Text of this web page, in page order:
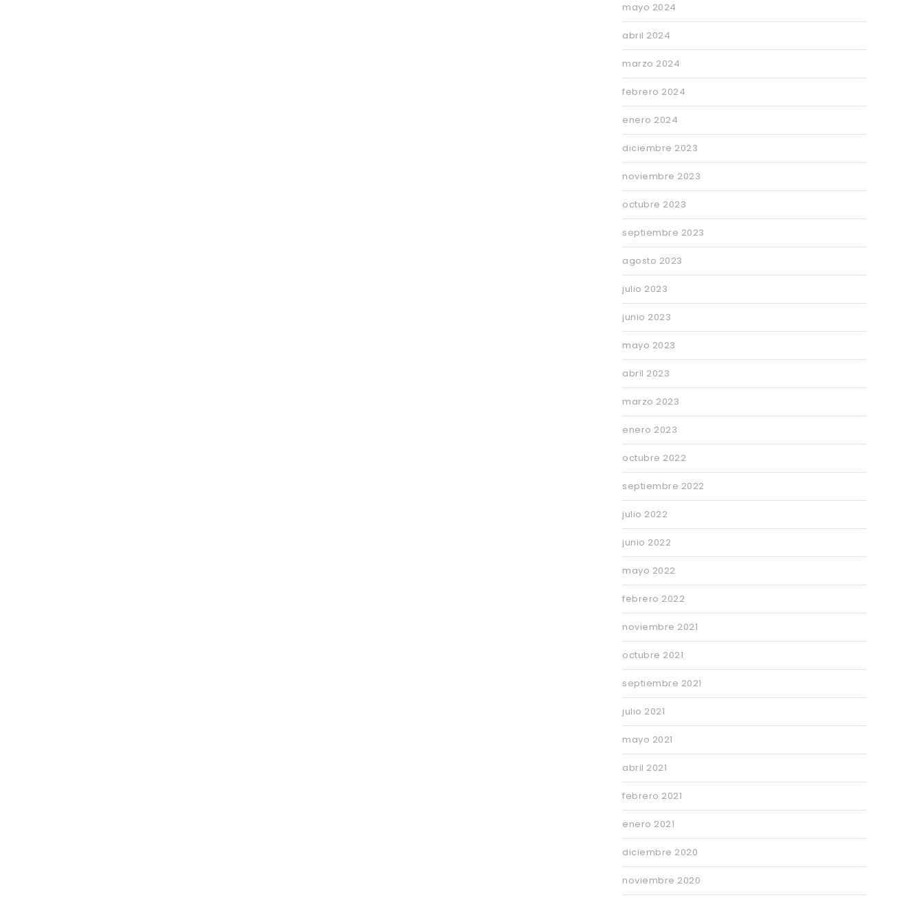
mayo 2024
abril 2024
marzo 2024
febrero 2024
enero 2024
diciembre 2023
noviembre 2023
octubre 2023
septiembre 2023
agosto 2023
julio 2023
junio 2023
mayo 2023
abril 2023
marzo 2023
enero 2023
octubre 2022
septiembre 2022
julio 2022
junio 2022
mayo 2022
febrero 2022
noviembre 2021
octubre 2021
septiembre 2021
julio 2021
mayo 2021
abril 2021
febrero 2021
enero 2021
diciembre 2020
noviembre 2020